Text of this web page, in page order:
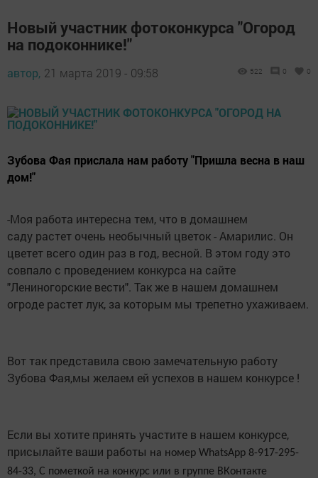
Новый участник фотоконкурса "Огород
на подоконнике!"
автор, 21 марта 2019 - 09:58 522 0 0
Зубова Фая прислала нам работу "Пришла весна в наш
дом!"
-Моя работа интересна тем, что в домашнем
саду растет очень необычный цветок - Амарилис. Он
цветет всего один раз в год, весной. В этом году это
совпало с проведением конкурса на сайте
"Лениногорские вести". Так же в нашем домашнем
огроде растет лук, за которым мы трепетно ухаживаем.
Вот так представила свою замечательную работу
Зубова Фая,мы желаем ей успехов в нашем конкурсе !
Если вы хотите принять участите в нашем конкурсе,
присылайте ваши работы на номер WhatsApp 8-917-295-
84-33, С пометкой на конкурс или в группе ВКонтакте